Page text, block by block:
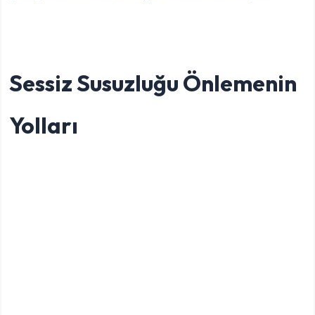
Sessiz Susuzluğu Önlemenin
Yolları